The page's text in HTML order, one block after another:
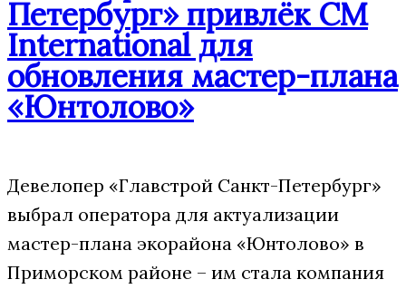
Петербург» привлёк CM
International для
обновления мастер-плана
«Юнтолово»
Девелопер «Главстрой Санкт-Петербург»
выбрал оператора для актуализации
мастер-плана экорайона «Юнтолово» в
Приморском районе – им стала компания